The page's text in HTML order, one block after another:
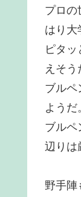
プロの
はり大
ピタ
えそう
ブルペ
よう
ブルペ
辺りは
野手陣